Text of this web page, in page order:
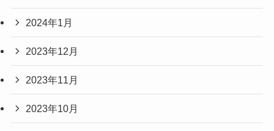
2024年1月
2023年12月
2023年11月
2023年10月